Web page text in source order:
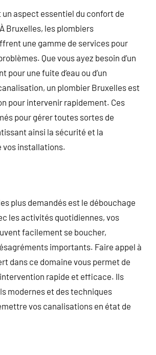
aspect essentiel du confort de
Bruxelles, les plombiers
une gamme de services pour
Que vous ayez besoin d’un
pour une fuite d’eau ou d’un
un plombier Bruxelles est
pour intervenir rapidement. Ces
pour gérer toutes sortes de
ainsi la sécurité et la
installations.
plus demandés est le débouchage
les activités quotidiennes, vos
facilement se boucher,
importants. Faire appel à
dans ce domaine vous permet de
rapide et efficace. Ils
modernes et des techniques
vos canalisations en état de